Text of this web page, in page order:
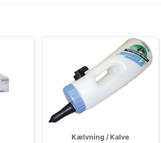
Kælvning / Kalve